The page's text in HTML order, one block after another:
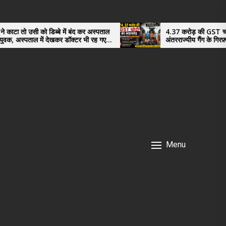
डिब्बे में बंद कर अस्पताल
डॉक्टर भी रह गए
4.37 करोड़ की GST चोरी का भंडाफोड़,
अंतरराज्यीय गैंग के गिरफ़्तार तीनो आरोपी
नगर के, साइबर ठगी छोड़ अपनाया नया तरी
Menu